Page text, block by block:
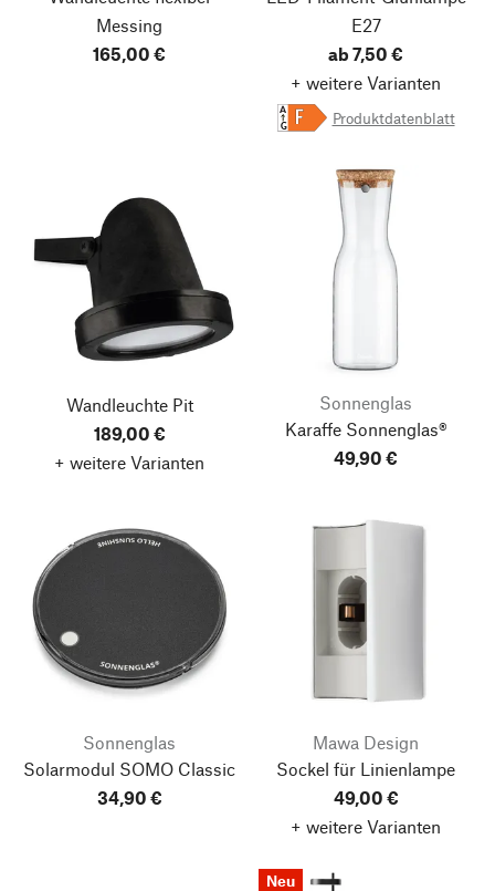
Messing
165,00 €
E27
ab 7,50 €
+ weitere Varianten
F
A
G Produktdatenblatt
Wandleuchte Pit
189,00 €
+ weitere Varianten
Sonnenglas
Karaffe Sonnenglas®
49,90 €
Sonnenglas
Solarmodul SOMO Classic
34,90 €
Mawa Design
Sockel für Linienlampe
49,00 €
+ weitere Varianten
Neu